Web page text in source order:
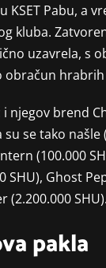
Pabu, a
kluba.
uzavrela, s
njegov brend
se tako
(100.000
SHU), Ghost
(2.200.000 SHU).
pakla